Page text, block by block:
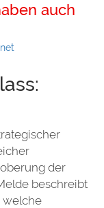
auch
der
beschreibt
welche